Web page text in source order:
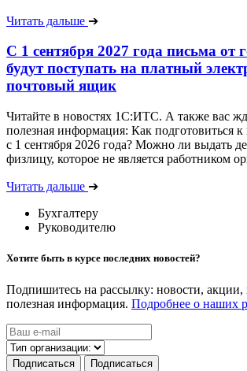
Читать дальше ➔
С 1 сентября 2027 года письма от
будут поступать на платный
почтовый ящик
Читайте в новостях 1С:ИТС. А также вас
полезная информация: Как подготовиться
с 1 сентября 2026 года? Можно ли выдать
физлицу, которое не является работником
Читать дальше ➔
Бухгалтеру
Руководителю
Хотите быть в курсе последних новостей?
Подпишитесь на рассылку: новости, акции,
полезная информация. Подробнее о наших
Подписаться Подписаться